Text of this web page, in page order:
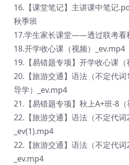
16.【课堂笔记】主讲课中笔记
秋季班
17.学生家长课堂——透过联考看
18.开学收心课（视频）_ev.mp4
19.【易错题专项】开学收心课
20.【旅游交通】语法（不定代
导学）_ev.mp4
21.【易错题专项】秋上A+班-8
22.【旅游交通】语法（不定代
_ev(1).mp4
22.【旅游交通】语法（不定代
_ev.mp4